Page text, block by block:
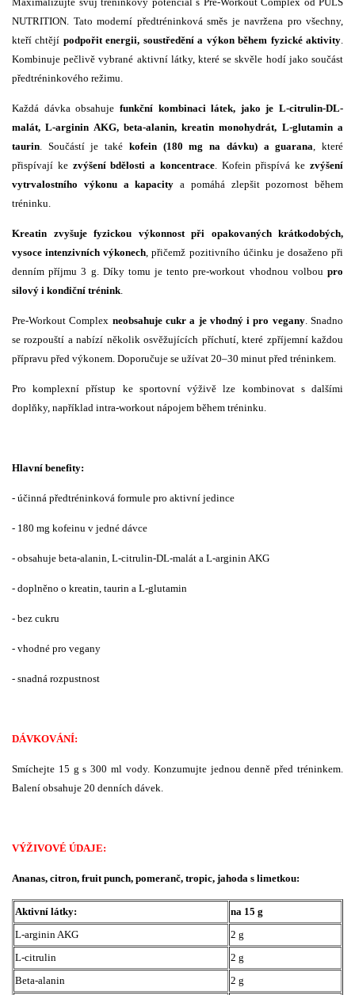
NUTRITION. Tato moderní předtréninková směs je navržena pro všechny,
kteří chtějí podpořit energii, soustředění a výkon během fyzické aktivity
Kombinuje pečlivě vybrané aktivní látky, které se skvěle hodí jako součást
předtréninkového režimu.
Každá dávka obsahuje funkční kombinaci látek, jako je L-citrulin-DL-
malát, L-arginin AKG, beta-alanin, kreatin monohydrát, L-glutamin a
taurin . Součástí je také kofein (180 mg na dávku) a guarana , které
přispívají ke zvýšení bdělosti a koncentrace. Kofein přispívá kezvýšení
vytrvalostního výkonu a kapacity a pomáhá zlepšit pozornost během
tréninku.
Kreatin zvyšuje fyzickou výkonnost při opakovaných krátkodobých,
vysoce intenzivních výkonech , přičemž pozitivního účinku je dosaženo při
denním příjmu 3 g. Díky tomu je tento pre-workout vhodnou volbou pro
silový i kondiční trénink
Pre-Workout Complex neobsahuje cukr a je vhodný i pro vegany. Snadno
se rozpouští a nabízí několik osvěžujících příchutí, které zpříjemní každou
přípravu před výkonem. Doporučuje se užívat 20–30 minut před tréninkem.
Pro komplexní přístup ke sportovní výživě lze kombinovat s dalšími
doplňky, například intra-workout nápojem během tréninku.
Hlavní benefity:
- účinná předtréninková formule pro aktivní jedince
- 180 mg kofeinu v jedné dávce
- obsahuje beta-alanin, L-citrulin-DL-malát a L-arginin AKG
- doplněno o kreatin, taurin a L-glutamin
- bez cukru
- vhodné pro vegany
- snadná rozpustnost
DÁVKOVÁNÍ:
Smíchejte 15 g s 300 ml vody. Konzumujte jednou denně před tréninkem.
Balení obsahuje 20 denních dávek.
VÝŽIVOVÉ ÚDAJE:
Ananas, citron, fruit punch, pomeranč, tropic, jahoda s limetkou:
Aktivní látky:
na 15 g
L-arginin AKG
2 g
L-citrulin
2 g
Beta-alanin
2 g